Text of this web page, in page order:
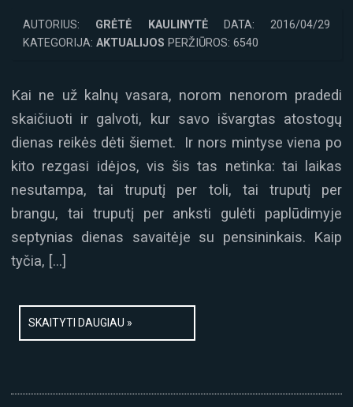
AUTORIUS: GRĖTĖ KAULINYTĖDATA: 2016/04/29
KATEGORIJA: AKTUALIJOS PERŽIŪROS: 6540
Kai ne už kalnų vasara, norom nenorom pradedi
skaičiuoti ir galvoti, kur savo išvargtas atostogų
dienas reikės dėti šiemet. Ir nors mintyse viena po
kito rezgasi idėjos, vis šis tas netinka: tai laikas
nesutampa, tai truputį per toli, tai truputį per
brangu, tai truputį per anksti gulėti paplūdimyje
septynias dienas savaitėje su pensininkais. Kaip
tyčia, […]
SKAITYTI DAUGIAU »